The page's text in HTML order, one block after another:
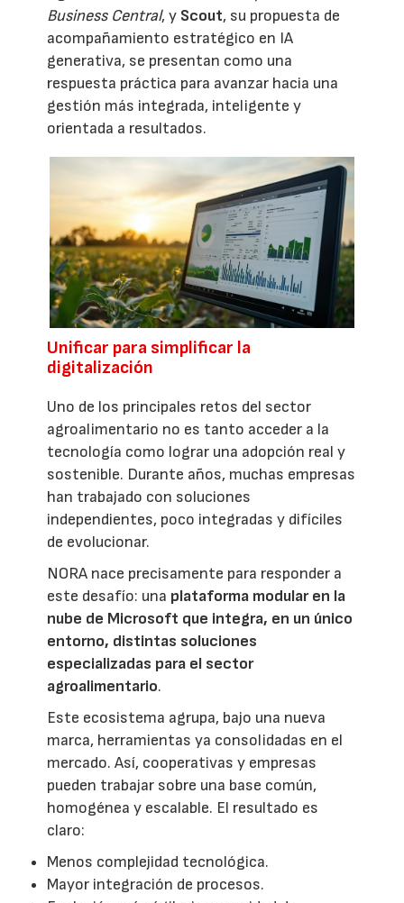
Business Central, y Scout, su propuesta de
acompañamiento estratégico en IA
generativa, se presentan como una
respuesta práctica para avanzar hacia una
gestión más integrada, inteligente y
orientada a resultados.
Unificar para simplificar la
digitalización
Uno de los principales retos del sector
agroalimentario no es tanto acceder a la
tecnología como lograr una adopción real y
sostenible. Durante años, muchas empresas
han trabajado con soluciones
independientes, poco integradas y difíciles
de evolucionar.
NORA nace precisamente para responder a
este desafío: una plataforma modular en la
nube de Microsoft que integra, en un único
entorno, distintas soluciones
especializadas para el sector
agroalimentario.
Este ecosistema agrupa, bajo una nueva
marca, herramientas ya consolidadas en el
mercado. Así, cooperativas y empresas
pueden trabajar sobre una base común,
homogénea y escalable. El resultado es
claro:
Menos complejidad tecnológica.
Mayor integración de procesos.